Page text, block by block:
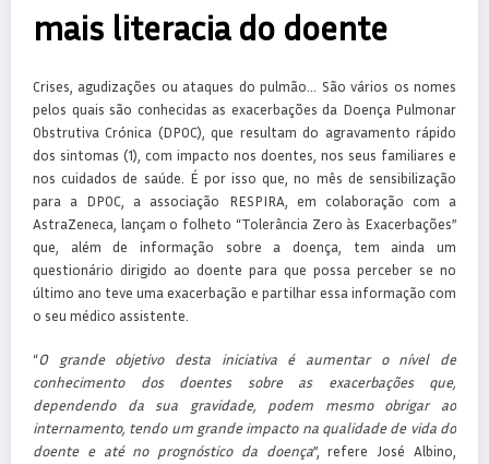
mais literacia do doente
Crises, agudizações ou ataques do pulmão… São vários os nomes
pelos quais são conhecidas as exacerbações da Doença Pulmonar
Obstrutiva Crónica (DPOC), que resultam do agravamento rápido
dos sintomas (1), com impacto nos doentes, nos seus familiares e
nos cuidados de saúde. É por isso que, no mês de sensibilização
para a DPOC, a associação RESPIRA, em colaboração com a
AstraZeneca, lançam o folheto “Tolerância Zero às Exacerbações”
que, além de informação sobre a doença, tem ainda um
questionário dirigido ao doente para que possa perceber se no
último ano teve uma exacerbação e partilhar essa informação com
o seu médico assistente.
“O grande objetivo desta iniciativa é aumentar o nível de
conhecimento dos doentes sobre as exacerbações que,
dependendo da sua gravidade, podem mesmo obrigar ao
internamento, tendo um grande impacto na qualidade de vida do
doente e até no prognóstico da doença”, refere José Albino,